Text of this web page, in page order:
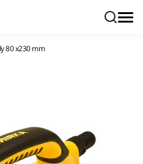
80 x230 mm